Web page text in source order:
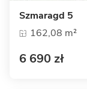
Szmaragd 5
162,08 m²
6 690 zł